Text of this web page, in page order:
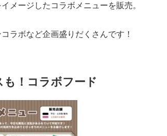
メージしたコラボメニューを販売。
ラボなど企画盛りだくさんです！
も！コラボフード